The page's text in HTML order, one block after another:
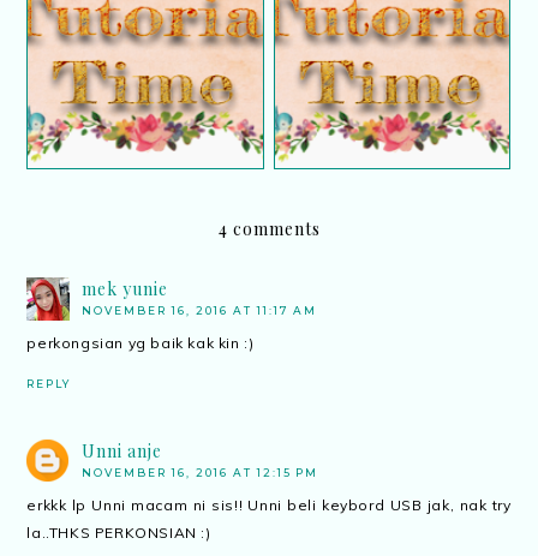
Tutorial : Cara mudah
cari nama ahli dalam
group Whatsapp..
Tutorial : Error
keyboard pada laptop
4 comments
mek yunie
NOVEMBER 16, 2016 AT 11:17 AM
perkongsian yg baik kak kin :)
REPLY
Unni anje
NOVEMBER 16, 2016 AT 12:15 PM
erkkk lp Unni macam ni sis!! Unni beli keybord USB jak, nak try
la..THKS PERKONSIAN :)